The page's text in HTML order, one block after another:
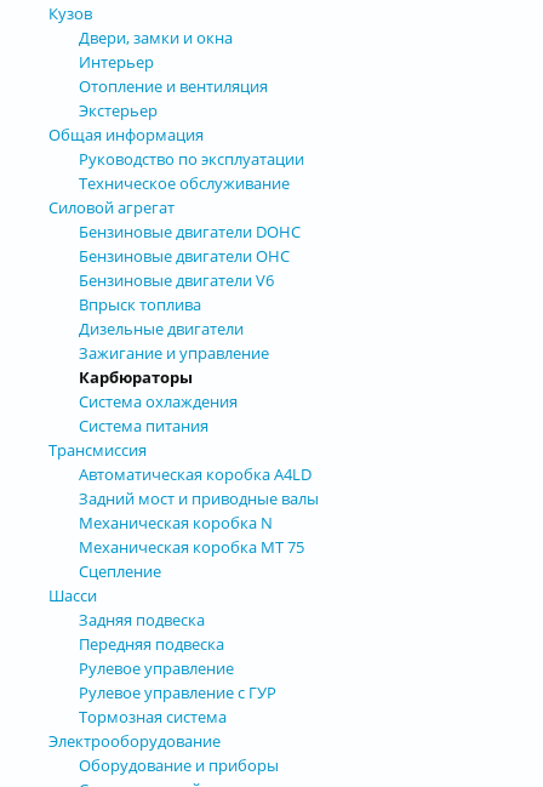
Кузов
Двери, замки и окна
Интерьер
Отопление и вентиляция
Экстерьер
Общая информация
Руководство по эксплуатации
Техническое обслуживание
Силовой агрегат
Бензиновые двигатели DOHC
Бензиновые двигатели OHC
Бензиновые двигатели V6
Впрыск топлива
Дизельные двигатели
Зажигание и управление
Карбюраторы
Система охлаждения
Система питания
Трансмиссия
Автоматическая коробка А4LD
Задний мост и приводные валы
Механическая коробка N
Механическая коробка МТ 75
Сцепление
Шасси
Задняя подвеска
Передняя подвеска
Рулевое управление
Рулевое управление с ГУР
Тормозная система
Электрооборудование
Оборудование и приборы